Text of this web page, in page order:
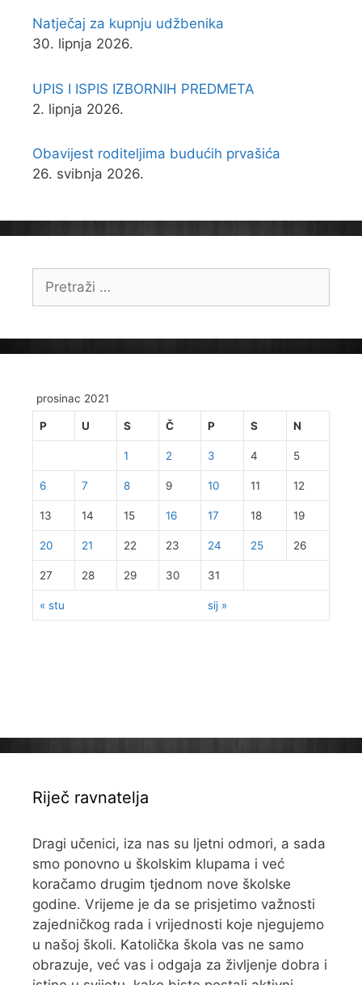
Natječaj za kupnju udžbenika
30. lipnja 2026.
UPIS I ISPIS IZBORNIH PREDMETA
2. lipnja 2026.
Obavijest roditeljima budućih prvašića
26. svibnja 2026.
Pretraži:
prosinac 2021
P U S Č P S N
« stu sij »
1 2 3 4 5
6 7 8 9 10 11 12
13 14 15 16 17 18 19
20 21 22 23 24 25 26
27 28 29 30 31
Riječ ravnatelja
Dragi učenici, iza nas su ljetni odmori, a sada
smo ponovno u školskim klupama i već
koračamo drugim tjednom nove školske
godine. Vrijeme je da se prisjetimo važnosti
zajedničkog rada i vrijednosti koje njegujemo
u našoj školi. Katolička škola vas ne samo
obrazuje, već vas i odgaja za življenje dobra i